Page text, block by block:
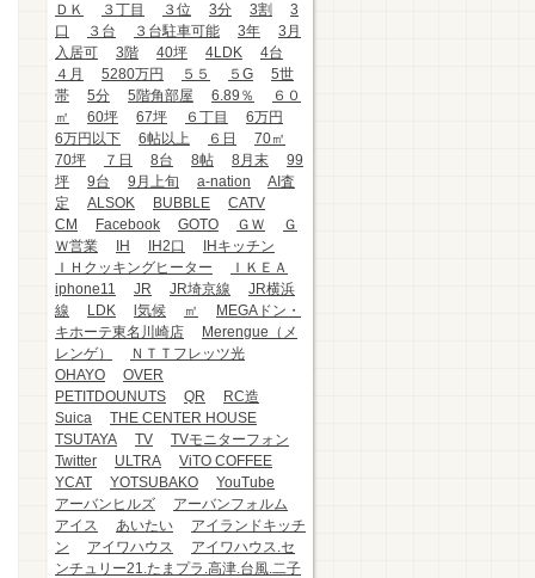
ＤＫ
３丁目 ３位 3分 3割
3
口
３台 ３台駐車可能 3年
3月
入居可
3階 40坪 4LDK
4台
４月
5280万円 ５５ ５G
5世
帯
5分 5階角部屋 6.89％
６０
㎡
60坪 67坪 ６丁目
6万円
6万円以下
6帖以上 ６日
70㎡
70坪
７日 8台 8帖 8月末
99
坪
9台 9月上旬 a-nation
AI査
定
ALSOK BUBBLE
CATV
CM
Facebook GOTO ＧＷ
Ｇ
Ｗ営業
IH IH2口
IHキッチン
ＩＨクッキングヒーター
ＩＫＥＡ
iphone11
JR JR埼京線
JR横浜
線
LDK l気候 ㎡
MEGAドン・
キホーテ東名川崎店
Merengue（メ
レンゲ）
ＮＴＴフレッツ光
OHAYO
OVER
PETITDOUNUTS
QR
RC造
Suica
THE CENTER HOUSE
TSUTAYA
TV
TVモニターフォン
Twitter
ULTRA
ViTO COFFEE
YCAT
YOTSUBAKO
YouTube
アーバンヒルズ
アーバンフォルム
アイス
あいたい
アイランドキッチ
ン
アイワハウス
アイワハウス.セ
ンチュリー21.たまプラ.高津.台風.二子